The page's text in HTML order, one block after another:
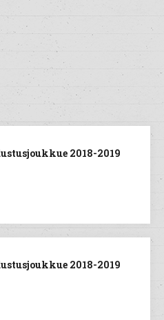
2018-2019
2018-2019